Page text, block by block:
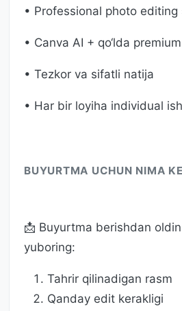
• Professional photo editing
• Canva AI + qo‘lda
• Tezkor va sifatli natija
• Har bir loyiha individual
BUYURTMA UCHUN NIMA
📩 Buyurtma berishdan
yuboring:
Tahrir qilinadigan rasm
Qanday edit kerakligi